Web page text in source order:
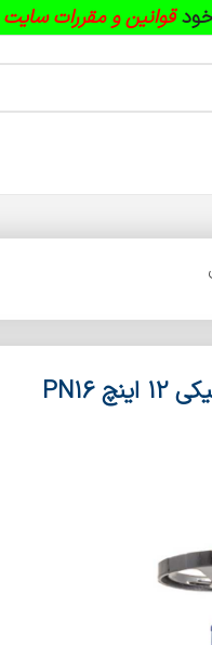
خودقوانین و مقررات سایت
شیر کشویی چدنی زبانه لاستیکی 12 اینچ PN16